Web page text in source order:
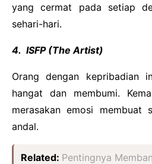
yang cermat pada setiap
sehari-hari.
4. ISFP (The Artist)
Orang dengan kepribadian
hangat dan membumi.
merasakan emosi membuat
andal.
Related: Pentingnya